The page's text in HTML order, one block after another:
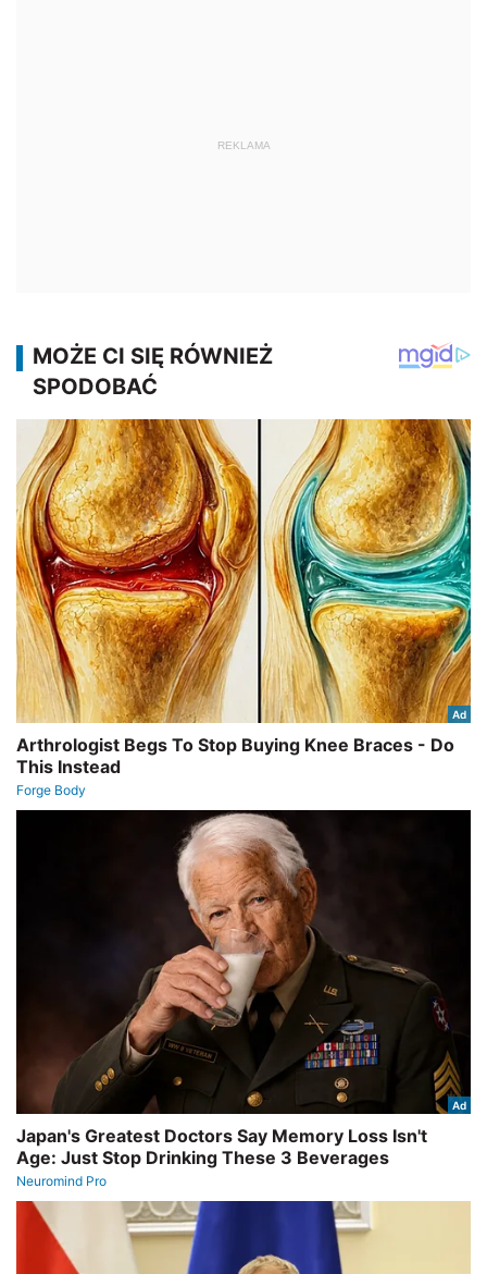
REKLAMA